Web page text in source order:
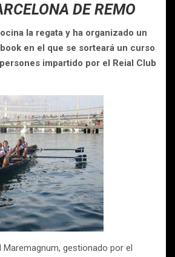
DE REMO
la regata y ha organizado un
en el que se sorteará un curso
impartido por el Reial Club
Maremagnum, gestionado por el